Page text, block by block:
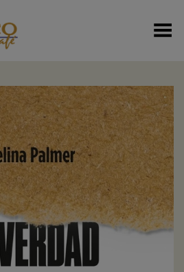
Menú Alterno